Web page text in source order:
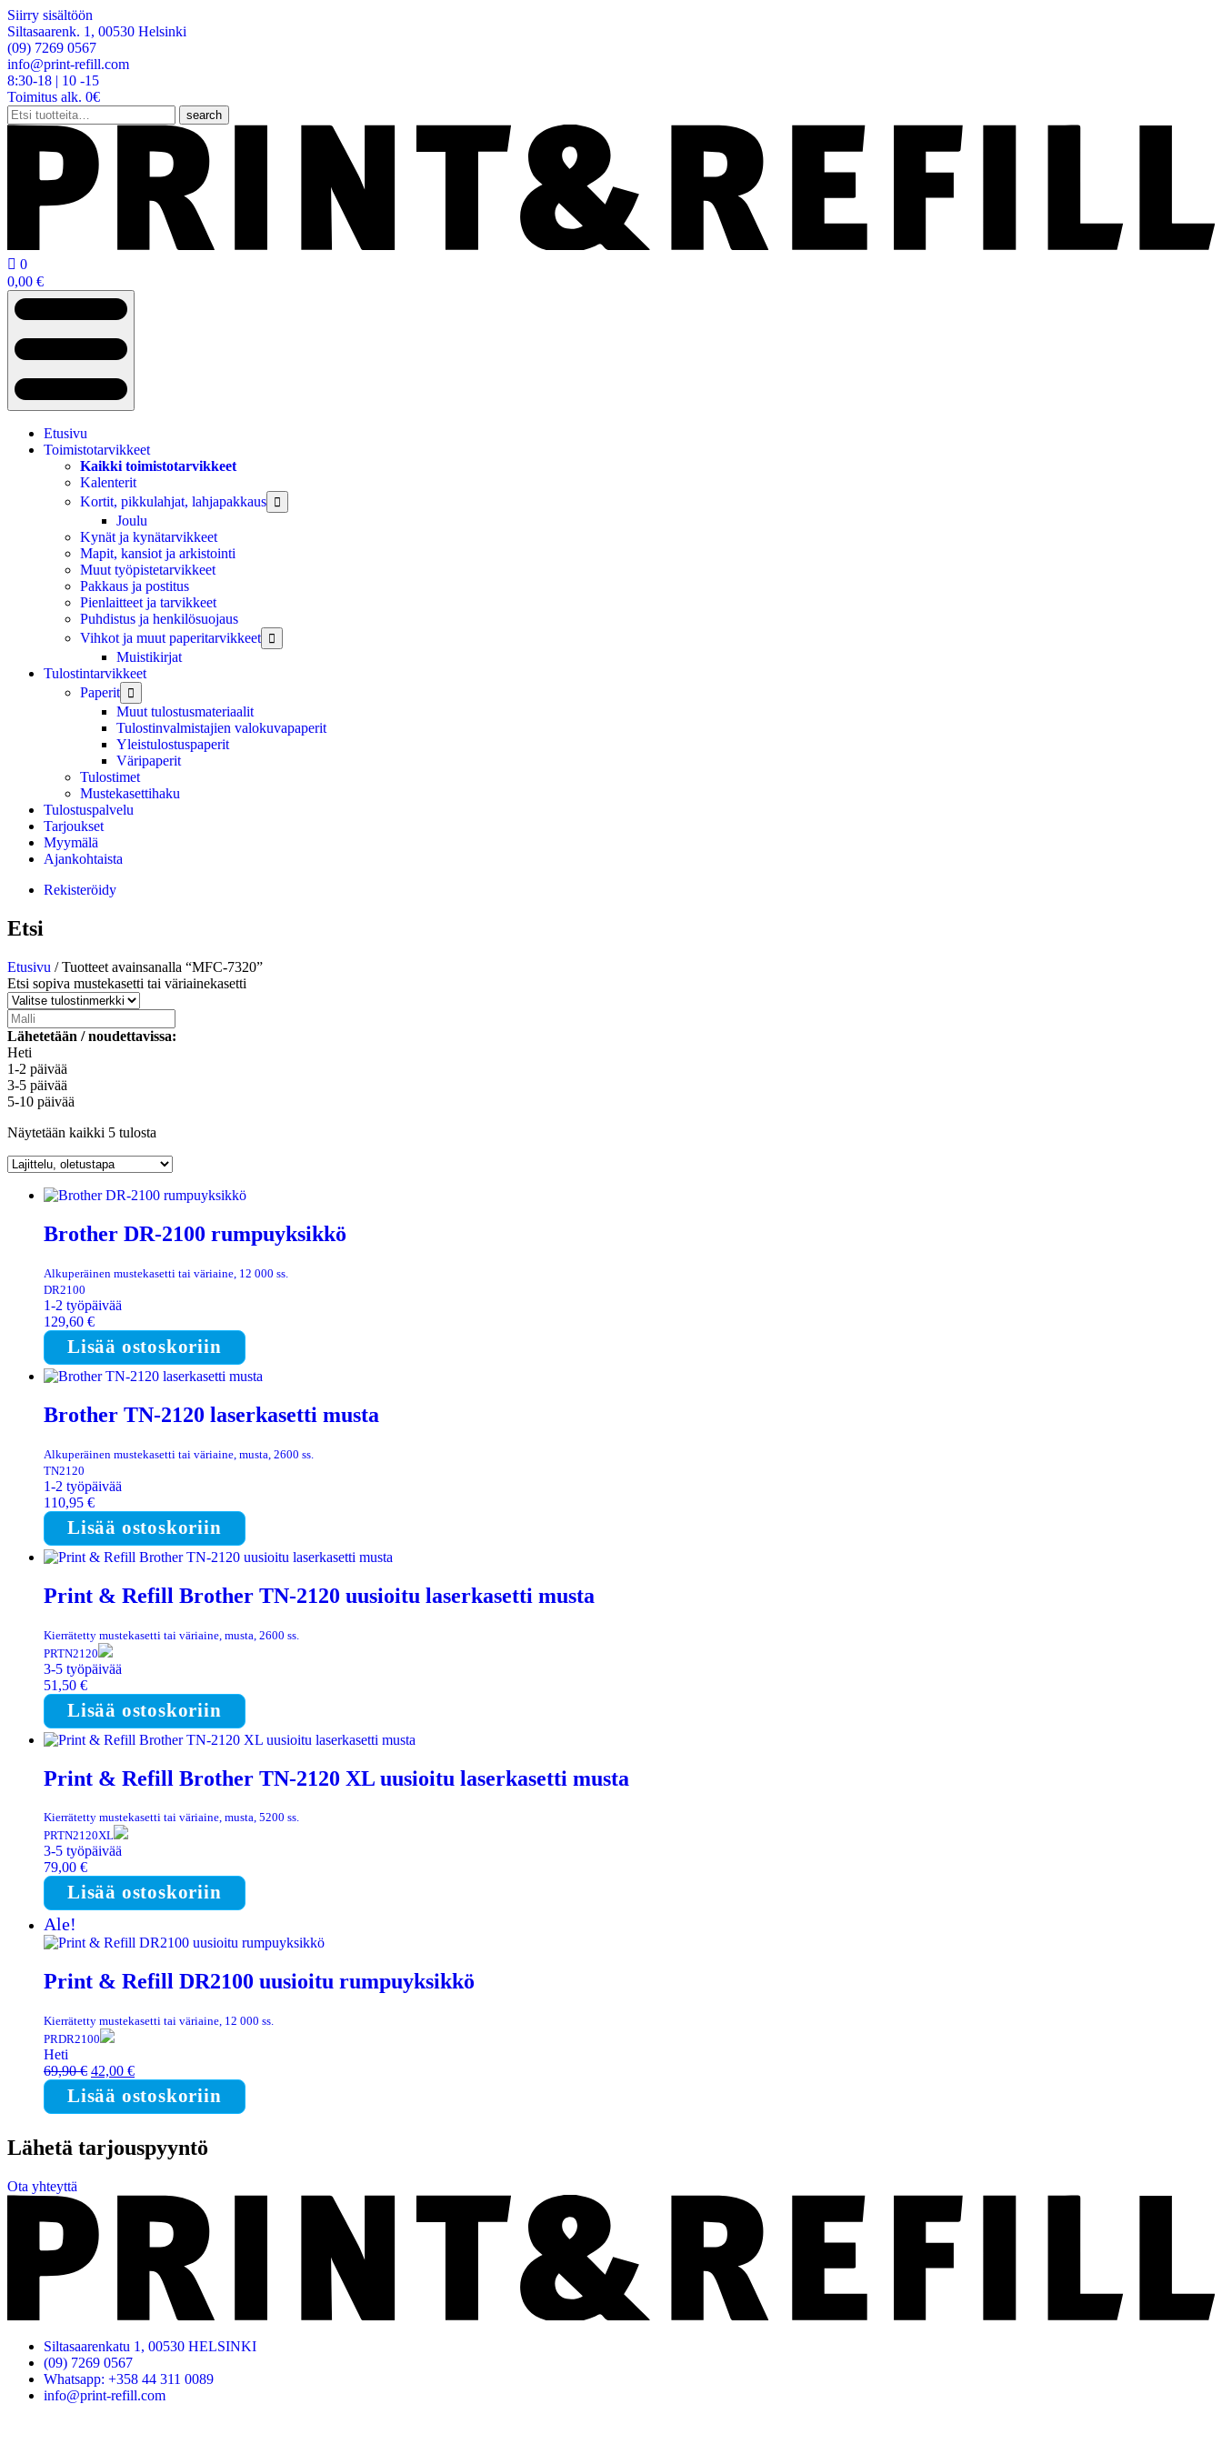
Siirry sisältöön
Siltasaarenk. 1, 00530 Helsinki
(09) 7269 0567
info@print-refill.com
8:30-18 | 10 -15
Toimitus alk. 0€
Etsi:
search
 0
0,00 €
Etusivu
Toimistotarvikkeet
Kaikki toimistotarvikkeet
Kalenterit
Kortit, pikkulahjat, lahjapakkaus

Joulu
Kynät ja kynätarvikkeet
Mapit, kansiot ja arkistointi
Muut työpistetarvikkeet
Pakkaus ja postitus
Pienlaitteet ja tarvikkeet
Puhdistus ja henkilösuojaus
Vihkot ja muut paperitarvikkeet

Muistikirjat
Tulostintarvikkeet
Paperit

Muut tulostusmateriaalit
Tulostinvalmistajien valokuvapaperit
Yleistulostuspaperit
Väripaperit
Tulostimet
Mustekasettihaku
Tulostuspalvelu
Tarjoukset
Myymälä
Ajankohtaista
Rekisteröidy
Etsi
Etusivu / Tuotteet avainsanalla “MFC-7320”
Etsi sopiva mustekasetti tai väriainekasetti
Lähetetään / noudettavissa:
Heti
1-2 päivää
3-5 päivää
5-10 päivää
Näytetään kaikki 5 tulosta
Brother DR-2100 rumpuyksikkö
Alkuperäinen mustekasetti tai väriaine, 12 000 ss.
DR2100
1-2 työpäivää
129,60 €
Lisää ostoskoriin
Brother TN-2120 laserkasetti musta
Alkuperäinen mustekasetti tai väriaine, musta, 2600 ss.
TN2120
1-2 työpäivää
110,95 €
Lisää ostoskoriin
Print & Refill Brother TN-2120 uusioitu laserkasetti musta
Kierrätetty mustekasetti tai väriaine, musta, 2600 ss.
PRTN2120
3-5 työpäivää
51,50 €
Lisää ostoskoriin
Print & Refill Brother TN-2120 XL uusioitu laserkasetti musta
Kierrätetty mustekasetti tai väriaine, musta, 5200 ss.
PRTN2120XL
3-5 työpäivää
79,00 €
Lisää ostoskoriin
Ale!
Print & Refill DR2100 uusioitu rumpuyksikkö
Kierrätetty mustekasetti tai väriaine, 12 000 ss.
PRDR2100
Heti
69,90€ Alkuperäinen
hinta
oli:
69,90 €.
42,00 €Nykyinen
on:
42,00 €.
Lisää ostoskoriin
Lähetä tarjouspyyntö
Ota yhteyttä
Siltasaarenkatu 1, 00530 HELSINKI
(09) 7269 0567
Whatsapp: +358 44 311 0089
info@print-refill.com